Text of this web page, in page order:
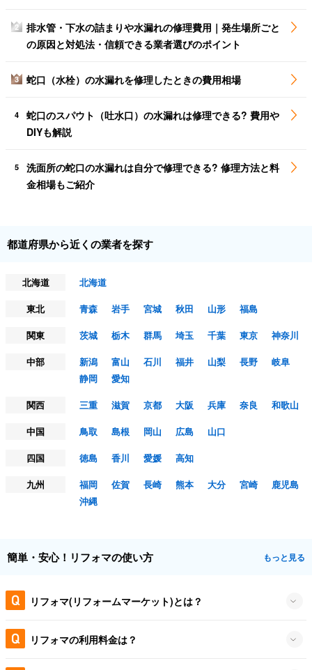
2
排水管・下水の詰まりや水漏れの修理費用｜発生場所ごと
の原因と対処法・信頼できる業者選びのポイント
3 蛇口（水栓）の水漏れを修理したときの費用相場
4
蛇口のスパウト（吐水口）の水漏れは修理できる? 費用や
DIYも解説
5
洗面所の蛇口の水漏れは自分で修理できる? 修理方法と料
金相場もご紹介
都道府県から近くの業者を探す
北海道
北海道
東北
青森 岩手 宮城 秋田 山形
福島
関東
茨城 栃木 群馬 埼玉 千葉 東京
神奈川
中部
新潟 富山 石川 福井 山梨 長野
岐阜
静岡
愛知
関西
三重 滋賀 京都 大阪 兵庫 奈良
和歌山
中国
鳥取 島根 岡山 広島
山口
四国
徳島 香川 愛媛
高知
九州
福岡 佐賀 長崎 熊本 大分 宮崎
鹿児島
沖縄
簡単・安心！リフォマの使い方 もっと見る
リフォマ(リフォームマーケット)とは？
リフォマの利用料金は？